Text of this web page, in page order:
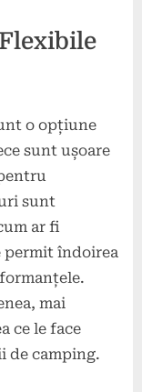
o opțiune
sunt ușoare
sunt
ar fi
permit îndoirea
mai
ce le face
de camping.